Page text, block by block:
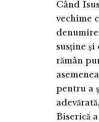
Când
vechime
susține
rămân
pentru a
Biserică